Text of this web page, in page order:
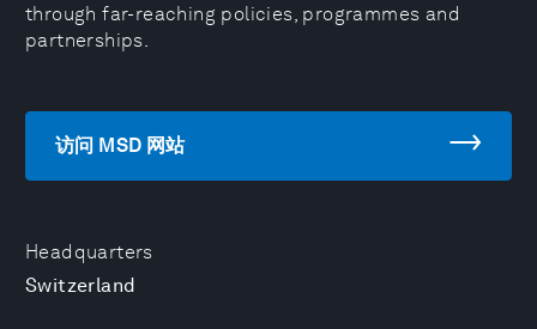
Headquarters
Switzerland
through far-reaching policies, programmes and
partnerships.
访问 MSD 网站